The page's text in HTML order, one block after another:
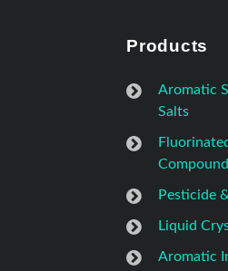
Products
Aromatic
Salts
Pesticide
Liquid
Aromatic